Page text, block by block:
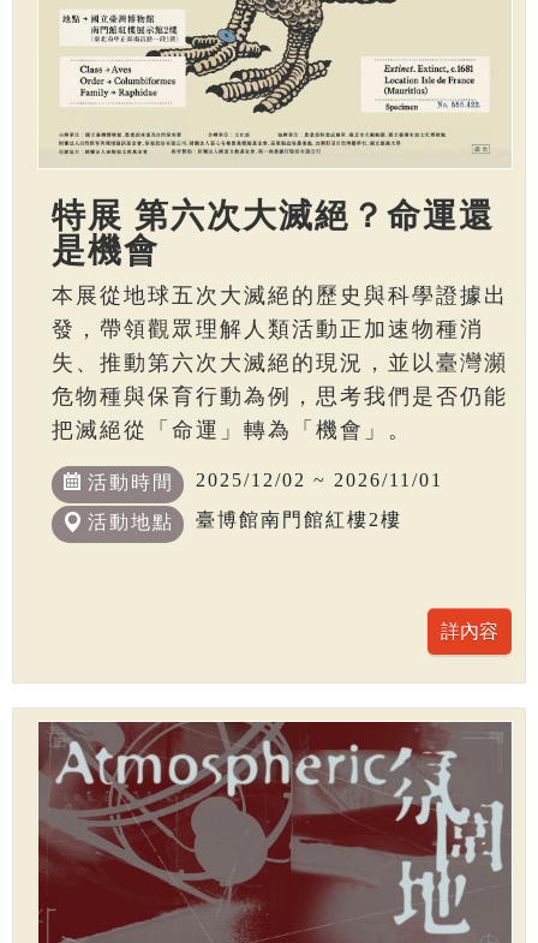
特展 第六次大滅絕？命運還
是機會
本展從地球五次大滅絕的歷史與科學證據出
發，帶領觀眾理解人類活動正加速物種消
失、推動第六次大滅絕的現況，並以臺灣瀕
危物種與保育行動為例，思考我們是否仍能
把滅絕從「命運」轉為「機會」。
活動時間 2025/12/02 ~ 2026/11/01
活動地點 臺博館南門館紅樓2樓